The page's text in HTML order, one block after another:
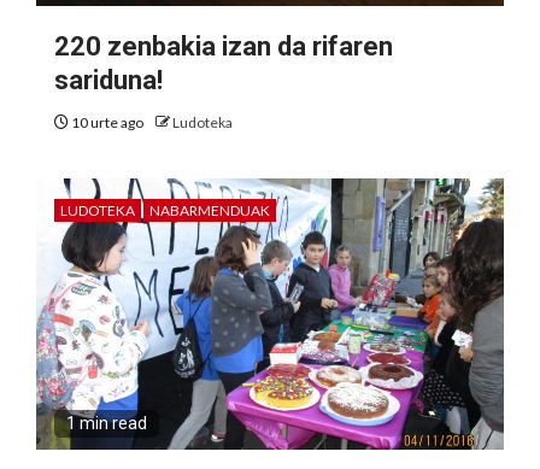
220 zenbakia izan da rifaren
sariduna!
10 urte ago Ludoteka
LUDOTEKA NABARMENDUAK
1 min read